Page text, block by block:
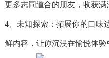
更多志同道合的朋友，收获满
4、未知探索：拓展你的口味
鲜内容，让你沉浸在愉悦体验